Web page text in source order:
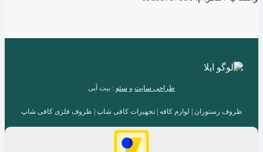
طراحی سایت و سئو : بیت آبی
ظروف رستوران | لوازم کافه | تجهیزات کافی شاپ | ظروف فلزی کافی شاپ